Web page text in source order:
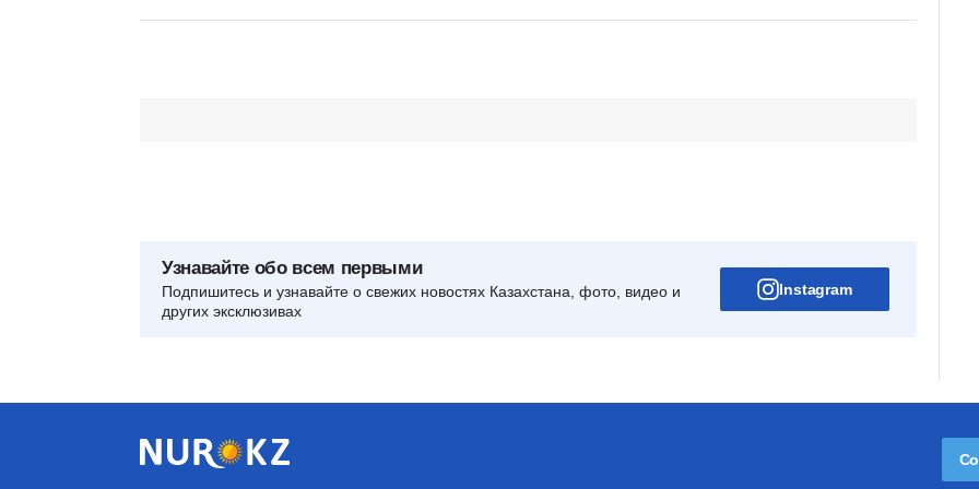
Узнавайте обо всем первыми
Подпишитесь и узнавайте о свежих новостях Казахстана, фото, видео и
других эксклюзивах
Instagram